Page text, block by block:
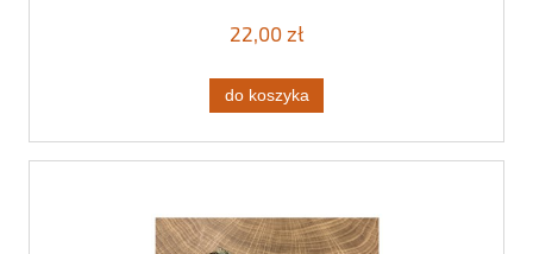
22,00 zł
do koszyka